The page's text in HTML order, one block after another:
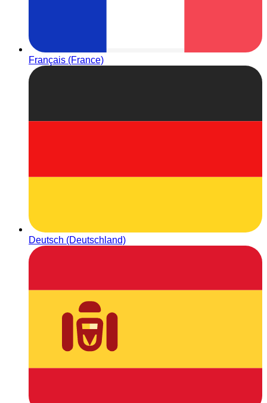
Français (France)
Deutsch (Deutschland)